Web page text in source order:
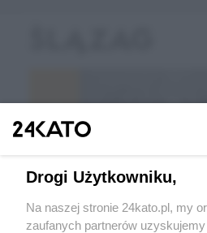
Drogi Użytkowniku,
Na naszej stronie 24kato.pl, my
zaufanych partnerów